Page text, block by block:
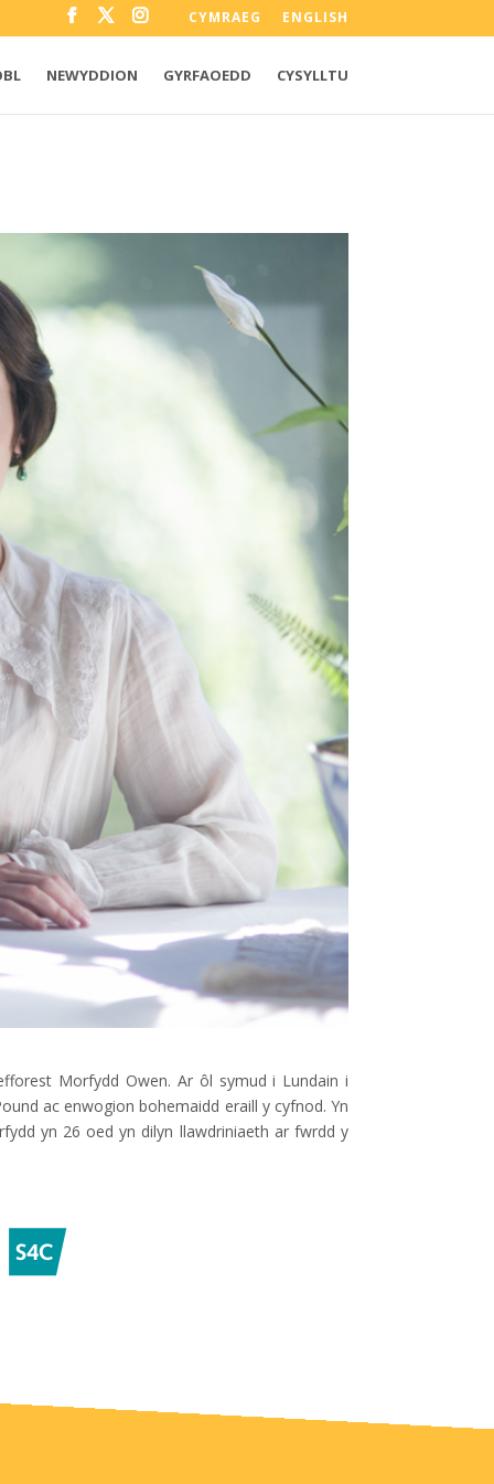
CYMRAEG ENGLISH
NEWYDDION GYRFAOEDD CYSYLLTU
Morfydd Owen. Ar ôl symud i Lundain i
ac enwogion bohemaidd eraill y cyfnod. Yn
yn 26 oed yn dilyn llawdriniaeth ar fwrdd y